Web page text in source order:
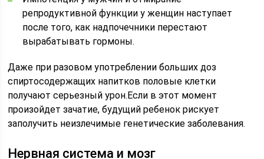
репродуктивной функции у женщин наступает
после того, как надпочечники перестают
вырабатывать гормоны.
Даже при разовом употреблении больших доз
спиртосодержащих напитков половые клетки
получают серьезный урон.Если в этот момент
произойдет зачатие, будущий ребенок рискует
заполучить неизлечимые генетические заболевания.
Нервная система и мозг